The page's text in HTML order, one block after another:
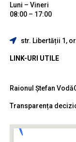
Luni – Vineri
08:00 – 17:00
str. Libertății 1,
LINK-URI UTILE
Raionul Ștefan Vodă
Transparența